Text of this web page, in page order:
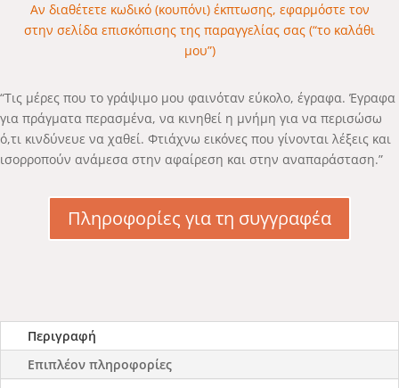
λέξεις
-
Αν διαθέτετε κωδικό (κουπόνι) έκπτωσης, εφαρμόστε τον
στην σελίδα επισκόπισης της παραγγελίας σας (“το καλάθι
μου”)
“Τις μέρες που το γράψιμο μου φαινόταν εύκολο, έγραφα. Έγραφα
για πράγματα περασμένα, να κινηθεί η μνήμη για να περισώσω
ό,τι κινδύνευε να χαθεί. Φτιάχνω εικόνες που γίνονται λέξεις και
ισορροπούν ανάμεσα στην αφαίρεση και στην αναπαράσταση.”
Πληροφορίες για τη συγγραφέα
Περιγραφή
Επιπλέον πληροφορίες